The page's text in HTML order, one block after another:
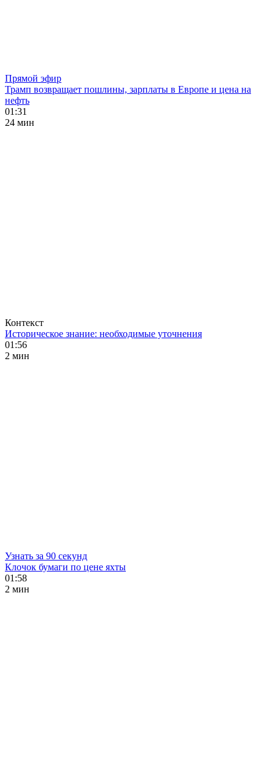
Прямой эфир
Трамп возвращает пошлины, зарплаты в Европе и цена на
нефть
01:31
24 мин
Контекст
Историческое знание: необходимые уточнения
01:56
2 мин
Узнать за 90 секунд
Клочок бумаги по цене яхты
01:58
2 мин